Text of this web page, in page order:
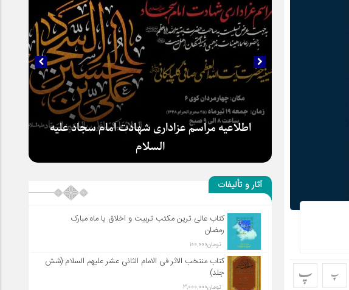
پ پ
اطلاعیه مراسم عزاداری شهادت امام سجاد علیه
سلطان عشق
آثار و تألیفات
کتاب عالی ترین مکتب تربیت و اخلاق یا ماه مبارک
رمضان
تومان100,000
کتاب منتخب الاثر فی الامام الثانی عشر علیهم السلام (شش
جلد)
تومان3,000,000